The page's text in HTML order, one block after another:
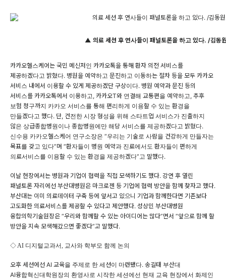
▲ 의료 세션 후 연사들이 패널토론을 하고 있다. /김동
카카오헬스케어는 국민 메신저인 카카오톡을 통해 환자 의전 서비스를
제공하겠다고 밝혔다. 병원을 예약하고 문진하고 이동하는 절차 등을 모두 카카오
서비스 내에서 이용할 수 있게 제공하겠단 구상이다. 병원 예약과 문진 등의
서비스를 카카오톡에서 이용하고, 카카오T와 연결해 교통편을 예약하고, 추후
보험 청구까지 카카오 서비스를 통해 편리하게 이용할 수 있는 환경을
만들겠다고 했다. 단, 건전한 시장 형성을 위해 스타트업 서비스가 진출하지
않은 상급종합병원이나 종합병원에만 해당 서비스를 제공하겠다고 밝혔다.
신수용 카카오헬스케어 연구소장은 “우리는 기술로 사람을 건강하게 만들자는
목표를 갖고 있다”며 “환자들이 병원 예약과 진료에서도 환자들이 편하게
의료서비스를 이용할 수 있는 환경을 제공하겠다”고 말했다.
이날 현장에서는 병원과 기업이 협력을 직접 모색하기도 했다. 강연 후 열린
패널토론 자리에선 부산대병원은 마크로젠 등 기업에 협력 방안을 함께 찾자고 했다.
부산대는 이미 의료데이터 구축 등에 앞서고 있으니 기업과 함께한다면 기존보다
고도화한 의료서비스를 제공할 수 있다고 제안했다. 성상민 부산대병원
융합의학기술원장은 “우리와 함께할 수 있는 아이디어는 많다”면서 “앞으로 함께 할
방안을 지속 모색해갔으면 좋겠다”고 말했다.
◇ AI 디지털교과서, 교사와 학부모 함께 논의
오후 세션에선 AI 교육을 주제로 한 세션이 마련됐다. 송길태 부산대
AI융합혁신대학원장의 환영사로 시작한 세션에선 현재 교육 현장에서 화제인